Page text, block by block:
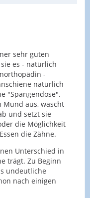
sehr guten
es - natürlich
-
natürlich
"Spangendose".
Mund aus, wäscht
und setzt sie
die Möglichkeit
die Zähne.
Unterschied in
trägt. Zu Beginn
undeutliche
nach einigen